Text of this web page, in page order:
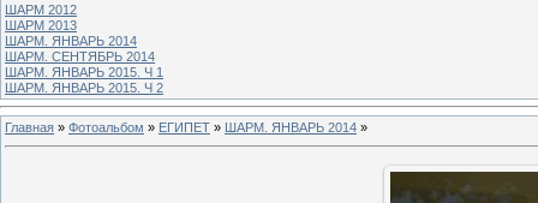
ШАРМ 2012
ШАРМ 2013
ШАРМ. ЯНВАРЬ 2014
ШАРМ. СЕНТЯБРЬ 2014
ШАРМ. ЯНВАРЬ 2015. Ч 1
ШАРМ. ЯНВАРЬ 2015. Ч 2
Главная » Фотоальбом » ЕГИПЕТ » ШАРМ. ЯНВАРЬ 2014 »